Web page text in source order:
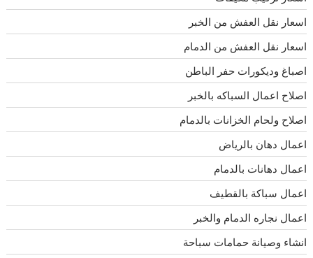
اسعار نقل العفش من الخبر
اسعار نقل العفش من الدمام
اصباغ وديكورات حفر الباطن
اصلاح اعمال السباكه بالخبر
اصلاح ولحام الخزانات بالدمام
اعمال دهان بالرياض
اعمال دهانات بالدمام
اعمال سباكة بالقطيف
اعمال نجاره الدمام والخبر
انشاء وصيانة حمامات سباحة